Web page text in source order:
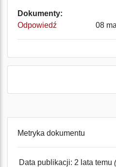
Dokumenty:
Odpowiedź
08
Metryka dokumentu
Data publikacji: 2 lata temu